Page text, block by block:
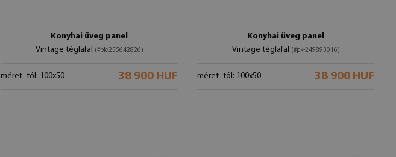
Konyhai üveg panel
Vintage téglafal (#pk-255642826)
méret -tól: 100x50 38 900 HUF
Konyhai üveg panel
Vintage téglafal (#pk-249893016)
méret -tól: 100x50 38 900 HUF